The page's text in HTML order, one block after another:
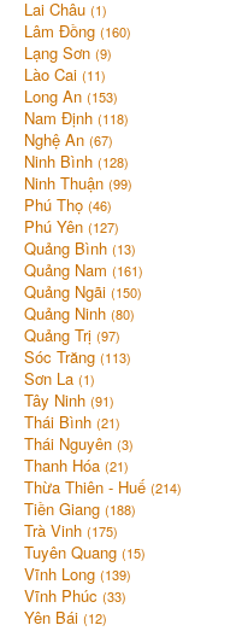
Lai Châu (1)
Lâm Đồng (160)
Lạng Sơn (9)
Lào Cai (11)
Long An (153)
Nam Định (118)
Nghệ An (67)
Ninh Bình (128)
Ninh Thuận (99)
Phú Thọ (46)
Phú Yên (127)
Quảng Bình (13)
Quảng Nam (161)
Quảng Ngãi (150)
Quảng Ninh (80)
Quảng Trị (97)
Sóc Trăng (113)
Sơn La (1)
Tây Ninh (91)
Thái Bình (21)
Thái Nguyên (3)
Thanh Hóa (21)
Thừa Thiên - Huế (214)
Tiền Giang (188)
Trà Vinh (175)
Tuyên Quang (15)
Vĩnh Long (139)
Vĩnh Phúc (33)
Yên Bái (12)